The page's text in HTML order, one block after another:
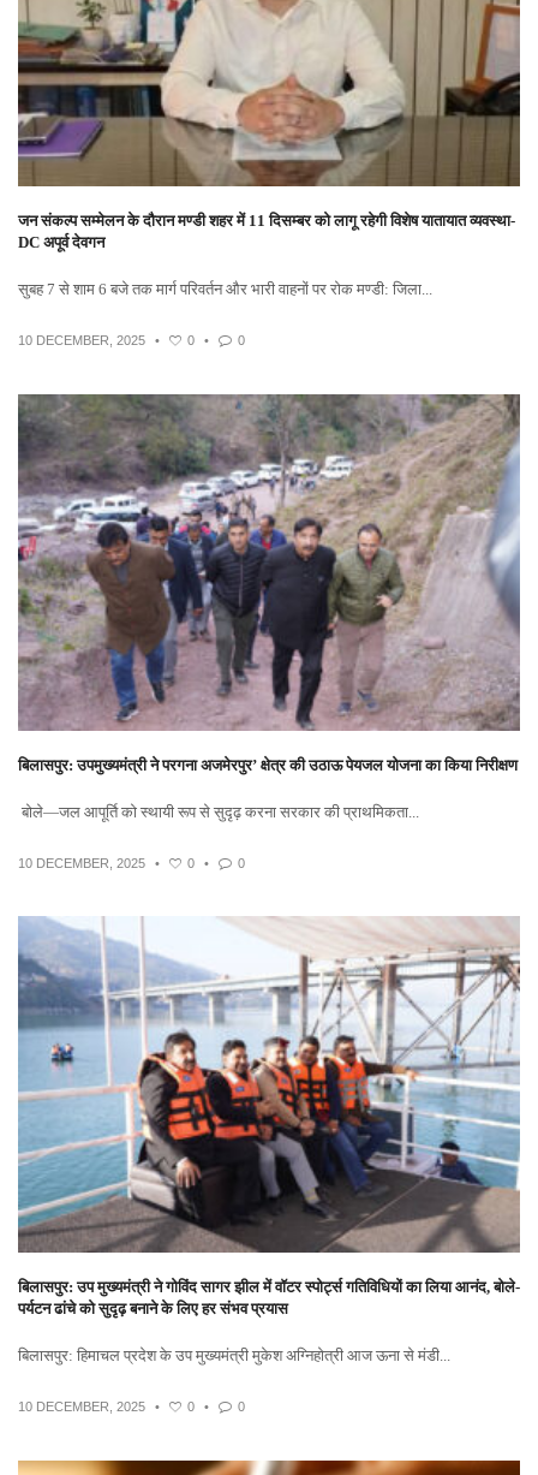
जन संकल्प सम्मेलन के दौरान मण्डी शहर में 11 दिसम्बर को लागू रहेगी विशेष यातायात व्यवस्था-
DC अपूर्व देवगन
सुबह 7 से शाम 6 बजे तक मार्ग परिवर्तन और भारी वाहनों पर रोक मण्डी: जिला...
10 DECEMBER, 2025 • 0 • 0
बिलासपुर: उपमुख्यमंत्री ने परगना अजमेरपुर’ क्षेत्र की उठाऊ पेयजल योजना का किया निरीक्षण
बोले—जल आपूर्ति को स्थायी रूप से सुदृढ़ करना सरकार की प्राथमिकता...
10 DECEMBER, 2025 • 0 • 0
बिलासपुर: उप मुख्यमंत्री ने गोविंद सागर झील में वॉटर स्पोर्ट्स गतिविधियों का लिया आनंद, बोले-
पर्यटन ढांचे को सुदृढ़ बनाने के लिए हर संभव प्रयास
बिलासपुर: हिमाचल प्रदेश के उप मुख्यमंत्री मुकेश अग्निहोत्री आज ऊना से मंडी...
10 DECEMBER, 2025 • 0 • 0